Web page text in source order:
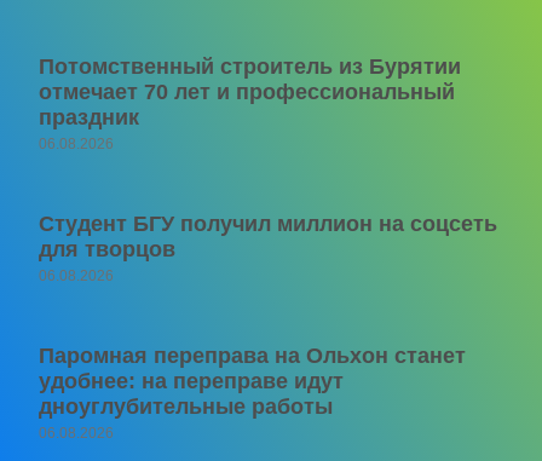
Потомственный строитель из Бурятии
отмечает 70 лет и профессиональный
праздник
06.08.2026
Студент БГУ получил миллион на соцсеть
для творцов
06.08.2026
Паромная переправа на Ольхон станет
удобнее: на переправе идут
дноуглубительные работы
06.08.2026